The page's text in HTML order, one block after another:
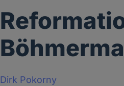
Dirk Pokorny